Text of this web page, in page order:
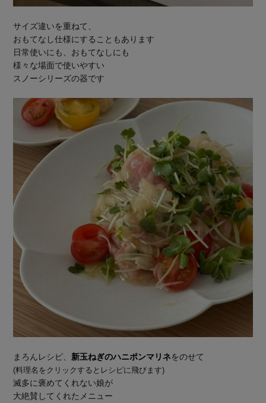
サイズ違いを重ねて、
おもてなし仕様にすることもあります
日常使いにも、おもてなしにも
様々な場面で使いやすい
スノーシリーズの器です
まろんレシピ、 新玉ねぎのハニポンマリネをのせて
(料理名をクリックするとレシピに飛びます)
滅多に褒めてくれない娘が
大絶賛してくれたメニュー